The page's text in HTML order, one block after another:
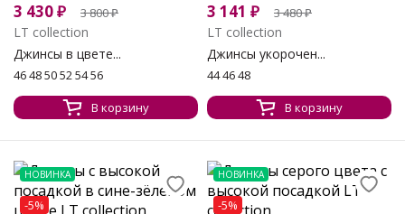
3 430₽ 3 800₽
LT collection
Джинсы в цвете...
46 48 50 52 54 56
В корзину
3 141 ₽ 3 480₽
LT collection
Джинсы укорочен...
44 46 48
В корзину
НОВИНКА
-5%
НОВИНКА
-5%